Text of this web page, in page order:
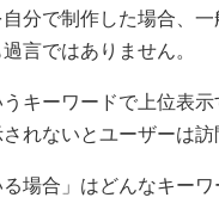
分で制作した場合、
言ではありません。
キーワードで上位表示
れないとユーザーは訪
場合」はどんなキー